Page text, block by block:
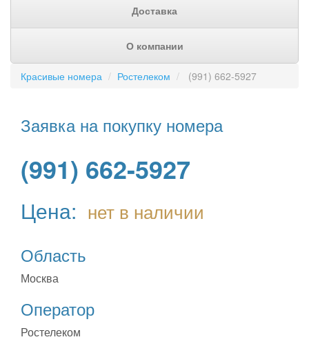
Доставка
О компании
Красивые номера Ростелеком (991) 662-5927
Заявка на покупку номера
(991) 662-5927
Цена: нет в наличии
Область
Москва
Оператор
Ростелеком